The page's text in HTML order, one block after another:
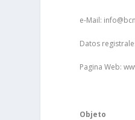
e-Mail:
Datos
Pagina Web:
Objeto